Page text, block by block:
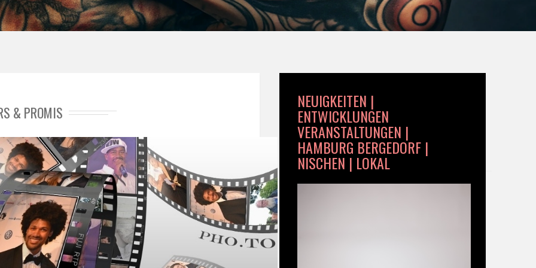
& PROMIS
NEUIGKEITEN |
ENTWICKLUNGEN
VERANSTALTUNGEN |
HAMBURG BERGEDORF |
NISCHEN | LOKAL